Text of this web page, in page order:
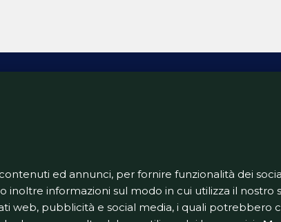
ed annunci, per fornire funzionalità dei
inoltre informazioni sul modo in cui utilizza il nostro
web, pubblicità e social media, i quali potrebbero